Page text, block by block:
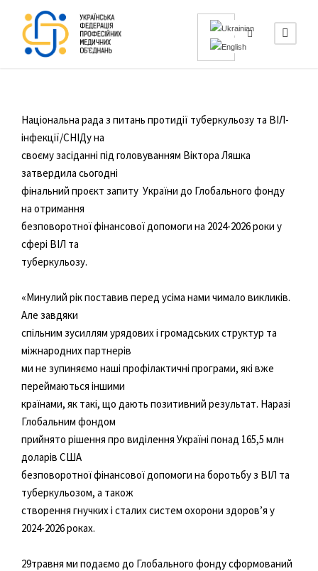
Національна рада з питань протидії туберкульозу та ВІЛ-
інфекції/СНІДу на
своєму засіданні під головуванням Віктора Ляшка
затвердила сьогодні
фінальний проєкт запиту України до Глобального фонду
на отримання
безповоротної фінансової допомоги на 2024-2026 роки у
сфері ВІЛ та
туберкульозу.
«Минулий рік поставив перед усіма нами чимало викликів.
Але завдяки
спільним зусиллям урядових і громадських структур та
міжнародних партнерів
ми не зупиняємо наші профілактичні програми, які вже
переймаються іншими
країнами, як такі, що дають позитивний результат. Наразі
Глобальним фондом
прийнято рішення про виділення Україні понад 165,5 млн
доларів США
безповоротної фінансової допомоги на боротьбу з ВІЛ та
туберкульозом, а також
створення гнучких і сталих систем охорони здоровʼя у
2024-2026 роках.
29травня ми подаємо до Глобального фонду сформований